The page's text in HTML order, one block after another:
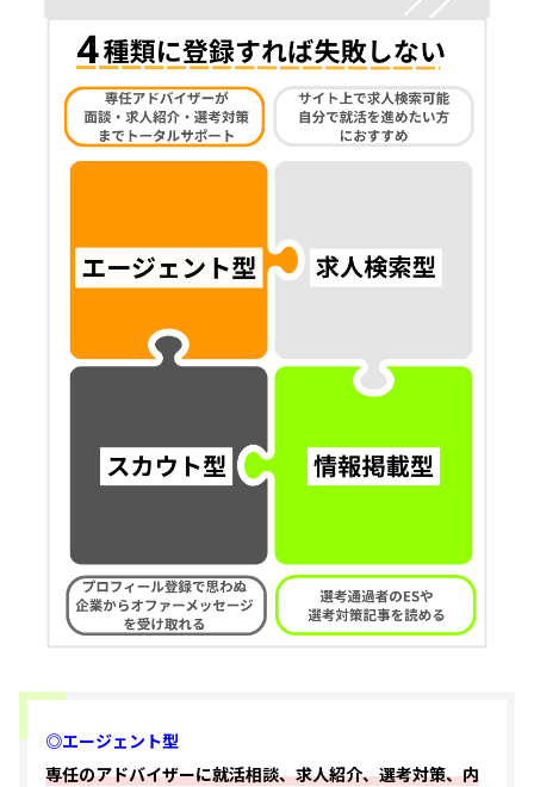
◎エージェント型
専任のアドバイザーに就活相談、求人紹介、選考対策、内